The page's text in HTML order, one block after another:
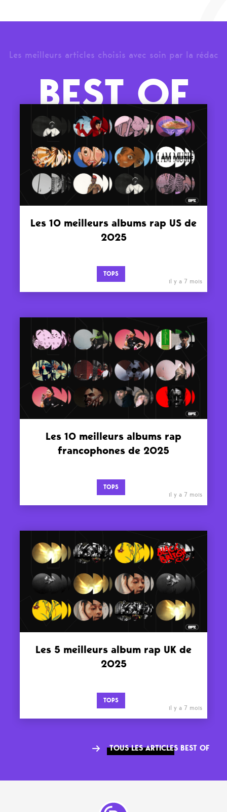
Les meilleurs articles choisis avec soin par la rédac
BEST OF
Les 10 meilleurs albums rap US de
2025
TOPS
il y a 7 mois
Les 10 meilleurs albums rap
francophones de 2025
TOPS
il y a 7 mois
Les 5 meilleurs album rap UK de
2025
TOPS
il y a 7 mois
TOUS LES ARTICLES BEST OF